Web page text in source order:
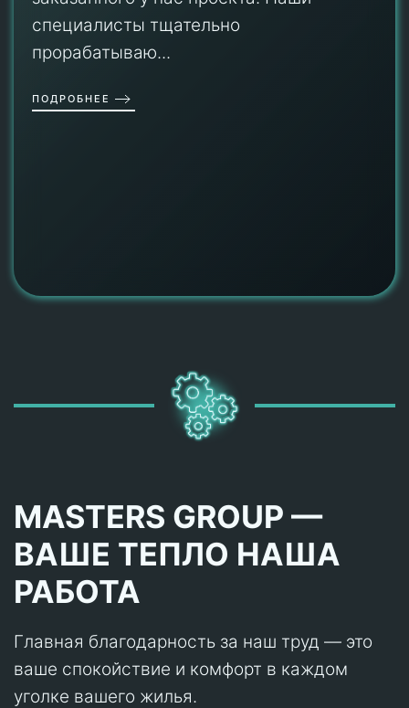
специалисты тщательно
прорабатываю...
ПОДРОБНЕЕ
MASTERS GROUP —
ВАШЕ ТЕПЛО НАША
РАБОТА
Главная благодарность за наш труд — это
ваше спокойствие и комфорт в каждом
уголке вашего жилья.